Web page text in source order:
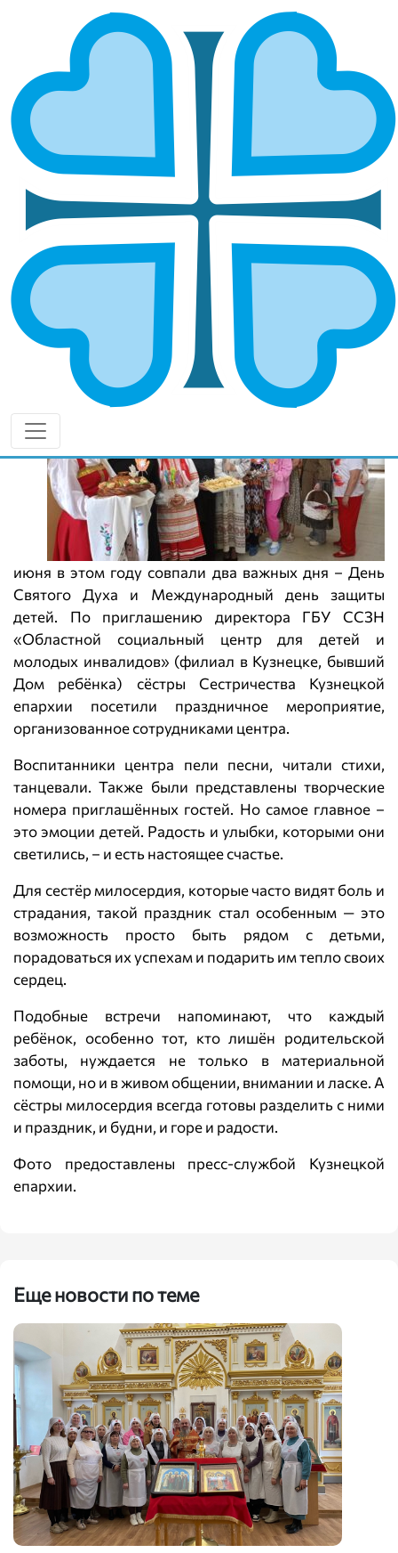
ДЕНЬ СВЯТОГО ДУХА И ЗАЩИТЫ
ДЕТЕЙ: В КУЗНЕЦКОЙ ЕПАРХИИ
СЁСТРЫ МИЛОСЕРДИЯ
РАЗДЕЛИЛИ ПРАЗДНИК С
ВОСПИТАННИКАМИ КУЗНЕЦКОГО
ГЛАВНАЯ
ДЕНЬ СВЯТОГО ДУХА И ЗАЩИТЫ ДЕТЕЙ: В КУЗНЕЦКОЙ
ЕПАРХИИ СЁСТРЫ МИЛОСЕРДИЯ РАЗДЕЛИЛИ ПРАЗДНИК С
ВОСПИТАННИКАМИ КУЗНЕЦКОГО ЦЕНТРА
июня в этом году совпали два важных дня – День
Святого Духа и Международный день защиты
детей. По приглашению директора ГБУ ССЗН
«Областной социальный центр для детей и
молодых инвалидов» (филиал в Кузнецке, бывший
Дом ребёнка) сёстры Сестричества Кузнецкой
епархии посетили праздничное мероприятие,
организованное сотрудниками центра.
Воспитанники центра пели песни, читали стихи,
танцевали. Также были представлены творческие
номера приглашённых гостей. Но самое главное –
это эмоции детей. Радость и улыбки, которыми они
светились, – и есть настоящее счастье.
Для сестёр милосердия, которые часто видят боль и
страдания, такой праздник стал особенным — это
возможность просто быть рядом с детьми,
порадоваться их успехам и подарить им тепло своих
сердец.
Подобные встречи напоминают, что каждый
ребёнок, особенно тот, кто лишён родительской
заботы, нуждается не только в материальной
помощи, но и в живом общении, внимании и ласке. А
сёстры милосердия всегда готовы разделить с ними
и праздник, и будни, и горе и радости.
Фото предоставлены пресс-службой Кузнецкой
епархии.
Еще новости по теме